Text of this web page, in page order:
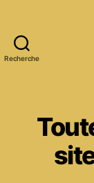
Recherche